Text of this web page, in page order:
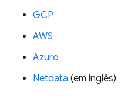
GCP
AWS
Azure
Netdata (em inglês)